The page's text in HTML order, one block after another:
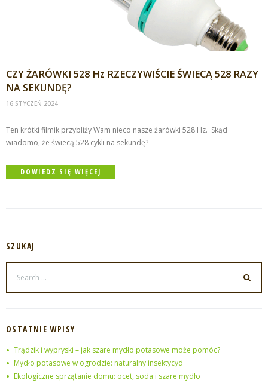
CZY ŻARÓWKI 528 Hz RZECZYWIŚCIE ŚWIECĄ 528 RAZY
NA SEKUNDĘ?
16 STYCZEŃ 2024
Ten krótki filmik przybliży Wam nieco nasze żarówki 528 Hz. Skąd
wiadomo, że świecą 528 cykli na sekundę?
DOWIEDZ SIĘ WIĘCEJ
SZUKAJ
OSTATNIE WPISY
Trądzik i wypryski – jak szare mydło potasowe może pomóc?
Mydło potasowe w ogrodzie: naturalny insektycyd
Ekologiczne sprzątanie domu: ocet, soda i szare mydło